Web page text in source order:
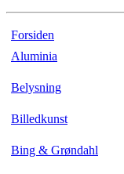
Forsiden
Aluminia
Belysning
Billedkunst
Bing & Grøndahl